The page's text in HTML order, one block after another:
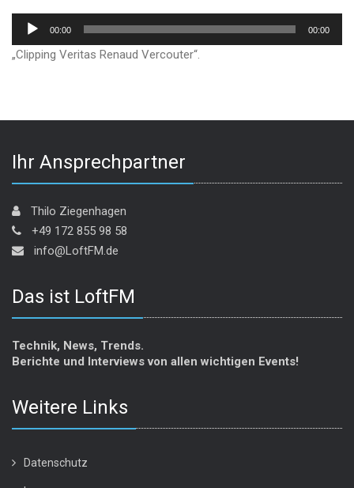
Audio-
00:00 00:00
„Clipping Veritas Renaud Vercouter“.
Ihr Ansprechpartner
Thilo Ziegenhagen
+49 172 855 98 58
info@LoftFM.de
Das ist LoftFM
Technik, News, Trends.
Berichte und Interviews von allen wichtigen Events!
Weitere Links
Datenschutz